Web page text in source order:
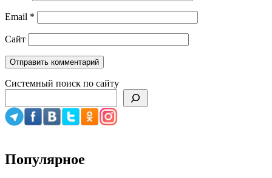
Email *
Сайт
Системный поиск по сайту
Популярное